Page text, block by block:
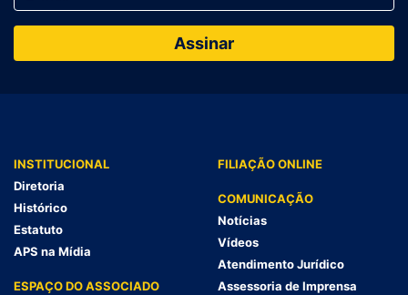
INSTITUCIONAL
Diretoria
Histórico
Estatuto
APS na Mídia
ESPAÇO DO ASSOCIADO
FILIAÇÃO ONLINE
COMUNICAÇÃO
Notícias
Vídeos
Atendimento Jurídico
Assessoria de Imprensa